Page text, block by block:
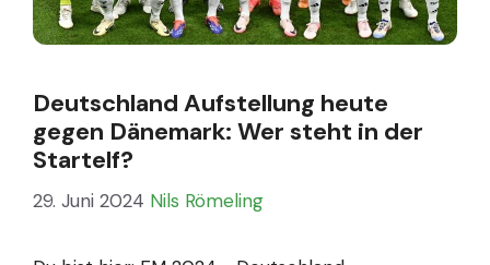
Deutschland Aufstellung heute
gegen Dänemark: Wer steht in der
Startelf?
29. Juni 2024 Nils Römeling